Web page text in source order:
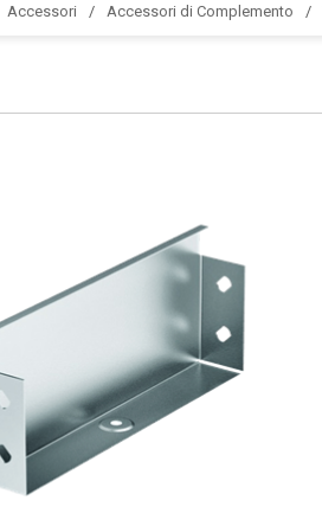
Accessori Accessori di Complemento